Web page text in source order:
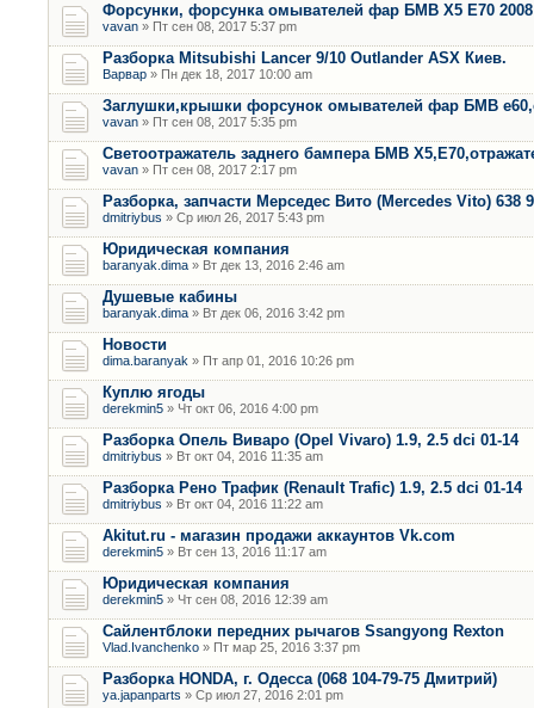
Форсунки, форсунка омывателей фар БМВ Х5 Е70 2008
vavan » Пт сен 08, 2017 5:37 pm
Разборка Mitsubishi Lancer 9/10 Outlander ASX Киев.
Варвар » Пн дек 18, 2017 10:00 am
Заглушки,крышки форсунок омывателей фар БМВ
vavan » Пт сен 08, 2017 5:35 pm
Светоотражатель заднего бампера БМВ
vavan » Пт сен 08, 2017 2:17 pm
Разборка, запчасти Мерседес Вито (Mercedes Vito) 638
dmitriybus » Ср июл 26, 2017 5:43 pm
Юридическая компания
baranyak.dima » Вт дек 13, 2016 2:46 am
Душевые кабины
baranyak.dima » Вт дек 06, 2016 3:42 pm
Новости
dima.baranyak » Пт апр 01, 2016 10:26 pm
Куплю ягоды
derekmin5 » Чт окт 06, 2016 4:00 pm
Разборка Опель Виваро (Opel Vivaro) 1.9, 2.5 dci 01-14
dmitriybus » Вт окт 04, 2016 11:35 am
Разборка Рено Трафик (Renault Trafic) 1.9, 2.5 dci 01-14
dmitriybus » Вт окт 04, 2016 11:22 am
Akitut.ru - магазин продажи аккаунтов Vk.com
derekmin5 » Вт сен 13, 2016 11:17 am
Юридическая компания
derekmin5 » Чт сен 08, 2016 12:39 am
Сайлентблоки передних рычагов Ssangyong Rexton
Vlad.Ivanchenko » Пт мар 25, 2016 3:37 pm
Разборка HONDA, г. Одесса (068 104-79-75 Дмитрий)
ya.japanparts » Ср июл 27, 2016 2:01 pm